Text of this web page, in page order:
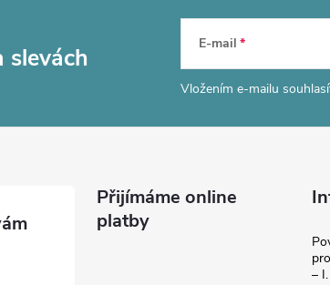
slevách E-mail
Vložením e-mailu
Přijímáme online
platby
–